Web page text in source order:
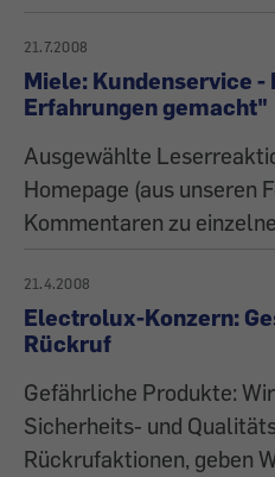
21.7.2008
Miele: Kundenservice -
Erfahrungen gemacht"
Ausgewählte
Homepage (aus unseren
Kommentaren zu
21.4.2008
Electrolux-Konzern:
Rückruf
Gefährliche Produkte:
Sicherheits- und
Rückrufaktionen, geben